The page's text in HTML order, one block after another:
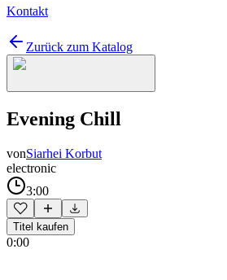
Kontakt
Zurück zum Katalog
Evening Chill
vonSiarhei Korbut
electronic
3:00
Titel kaufen
0:00